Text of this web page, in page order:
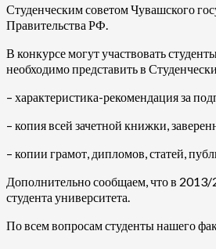
Студенческим советом Чувашского
Правительства РФ.
В конкурсе могут участвовать
необходимо представить в
– характеристика-рекомендация за
– копия всей зачетной книжки,
– копии грамот, дипломов, статей,
Дополнительно сообщаем, что в 2013/
студента университета.
По всем вопросам студенты нашего